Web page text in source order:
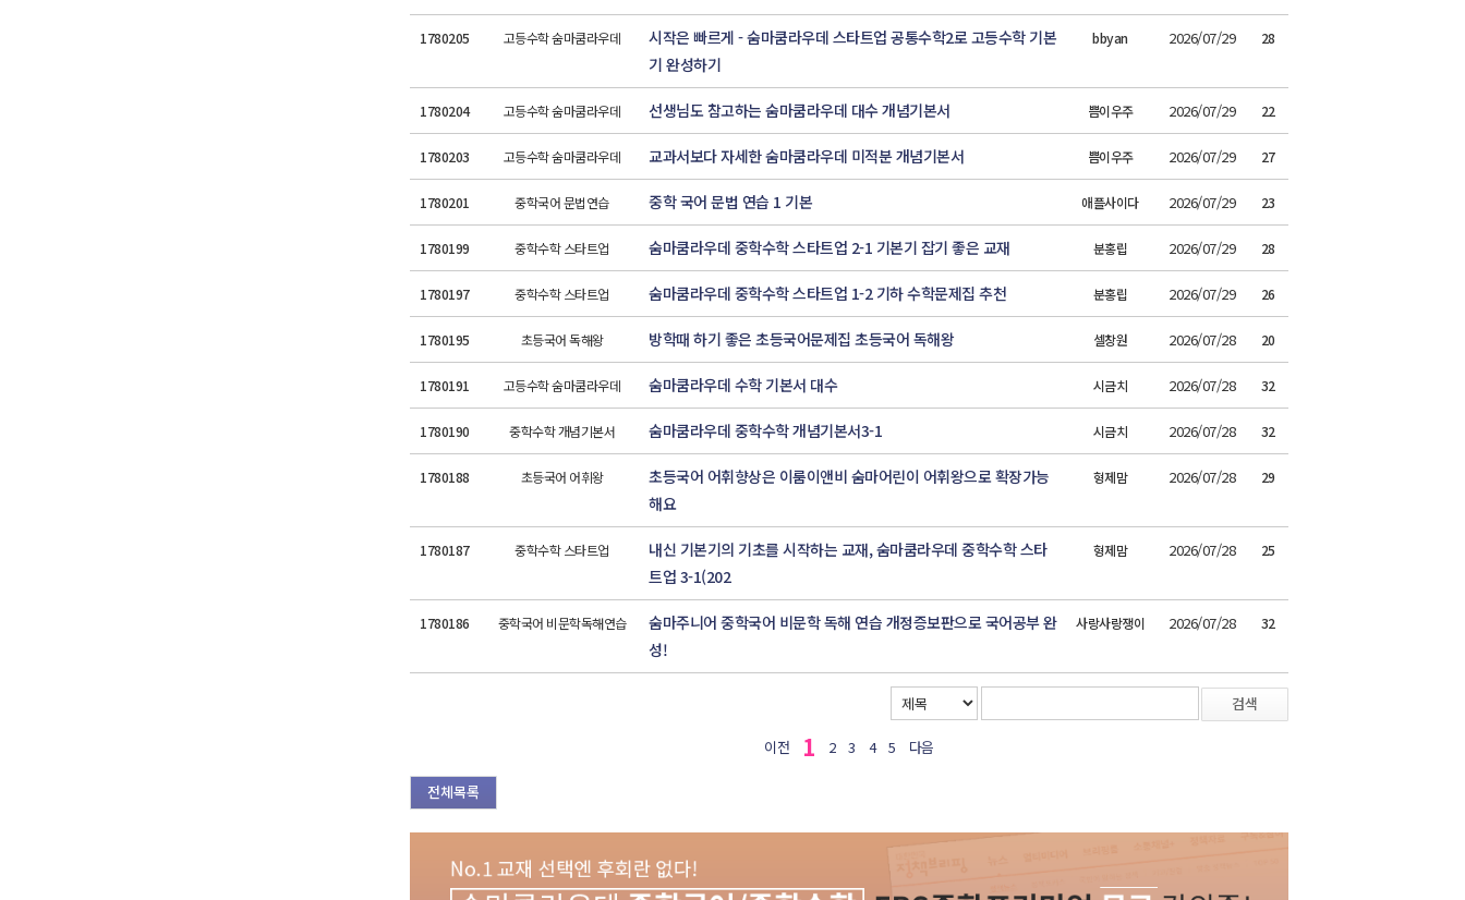
1780205 고등수학 숨마쿰라우데
시작은 빠르게 - 숨마쿰라우데 스타트업 공통수학2로 고등수학 기본
기 완성하기
bbyan 2026/07/29 28
1780204 고등수학 숨마쿰라우데 선생님도 참고하는 숨마쿰라우데 대수 개념기본서 쁨이우주 2026/07/29 22
1780203 고등수학 숨마쿰라우데 교과서보다 자세한 숨마쿰라우데 미적분 개념기본서 쁨이우주 2026/07/29 27
1780201 중학국어 문법연습 중학 국어 문법 연습 1 기본 애플사이다 2026/07/29 23
1780199 중학수학 스타트업 숨마쿰라우데 중학수학 스타트업 2-1 기본기 잡기 좋은 교재 분홍립 2026/07/29 28
1780197 중학수학 스타트업 숨마쿰라우데 중학수학 스타트업 1-2 기하 수학문제집 추천 분홍립 2026/07/29 26
1780195 초등국어 독해왕 방학때 하기 좋은 초등국어문제집 초등국어 독해왕 셀창원 2026/07/28 20
1780191 고등수학 숨마쿰라우데 숨마쿰라우데 수학 기본서 대수 시금치 2026/07/28 32
1780190 중학수학 개념기본서 숨마쿰라우데 중학수학 개념기본서3-1 시금치 2026/07/28 32
1780188 초등국어 어휘왕
초등국어 어휘향상은 이룸이앤비 숨마어린이 어휘왕으로 확장가능
해요
형제맘 2026/07/28 29
1780187 중학수학 스타트업
내신 기본기의 기초를 시작하는 교재, 숨마쿰라우데 중학수학 스타
트업 3-1(202
형제맘 2026/07/28 25
1780186 중학국어 비문학독해연습
숨마주니어 중학국어 비문학 독해 연습 개정증보판으로 국어공부 완
성!
사랑사랑쟁이 2026/07/28 32
검색
이전 1 2 3 4 5 다음
전체목록